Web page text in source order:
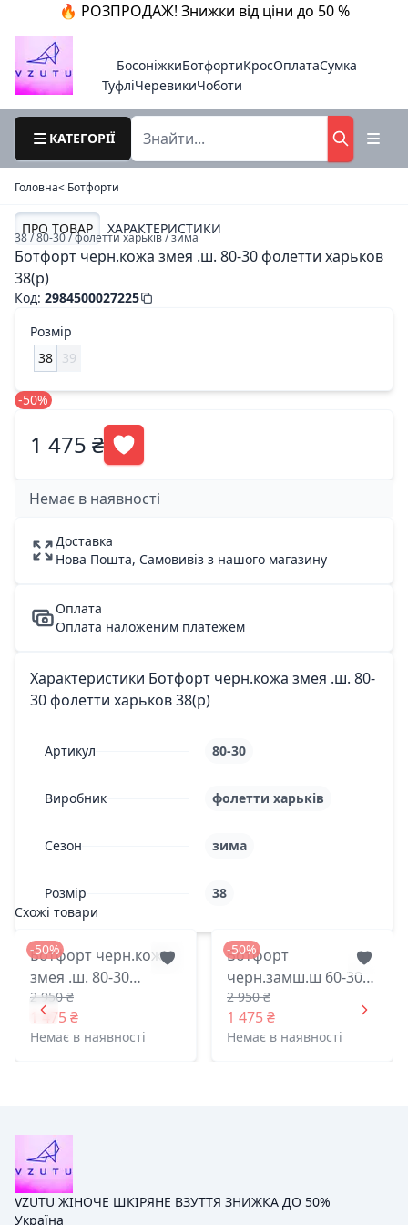
🔥 РОЗПРОДАЖ! Знижки від ціни до 50 %
БосоніжкиБотфортиКросОплатаСумка
ТуфліЧеревикиЧоботи
КАТЕГОРІЇ
Головна< Ботфорти
ПРО ТОВАР ХАРАКТЕРИСТИКИ
38 / 80-30 / фолетти харьків / зима
Ботфорт черн.кожа змея .ш. 80-30 фолетти харьков
38(р)
Код: 2984500027225
Розмір
38 39
-50%
1 475 ₴
Немає в наявності
Доставка
Нова Пошта, Самовивіз з нашого магазину
Оплата
Оплата наложеним платежем
Характеристики Ботфорт черн.кожа змея .ш. 80-
30 фолетти харьков 38(р)
Артикул 80-30
Виробник фолетти харьків
Сезон зима
Розмір
38
Схожі товари
-50%
Ботфорт черн.кожа
змея .ш. 80-30
фолетти харьков
39(р)
2 950 ₴
1 475 ₴
Немає в наявності
-50%
Ботфорт
черн.замш.ш 60-30
фолетти харьков
38(р)
2 950 ₴
1 475 ₴
Немає в наявності
VZUTU ЖІНОЧЕ ШКІРЯНЕ ВЗУТТЯ ЗНИЖКА ДО 50%
Україна